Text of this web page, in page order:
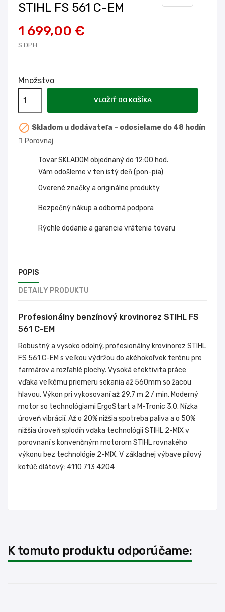
STIHL FS 561 C-EM
1 699,00 €
S DPH
Množstvo
VLOŽIŤ DO KOŠÍKA
 Skladom u dodávateľa – odosielame do 48 hodín
Porovnaj
Tovar SKLADOM objednaný do 12:00 hod.
Vám odošleme v ten istý deň (pon-pia)
Overené značky a originálne produkty
Bezpečný nákup a odborná podpora
Rýchle dodanie a garancia vrátenia tovaru
POPIS
DETAILY PRODUKTU
Profesionálny benzínový krovinorez STIHL FS
561 C-EM
Robustný a vysoko odolný, profesionálny krovinorez STIHL
FS 561 C-EM s veľkou výdržou do akéhokoľvek terénu pre
farmárov a rozľahlé plochy. Vysoká efektivita práce
vďaka veľkému priemeru sekania až 560mm so žacou
hlavou. Výkon pri vykosovaní až 29,7 m 2 / min. Moderný
motor so technológiami ErgoStart a M-Tronic 3.0. Nízka
úroveň vibrácií. Až o 20% nižšia spotreba paliva a o 50%
nižšia úroveň splodín vďaka technológii STIHL 2-MIX v
porovnaní s konvenčným motorom STIHL rovnakého
výkonu bez technológie 2-MIX. V základnej výbave pílový
kotúč dlátový: 4110 713 4204
K tomuto produktu odporúčame: